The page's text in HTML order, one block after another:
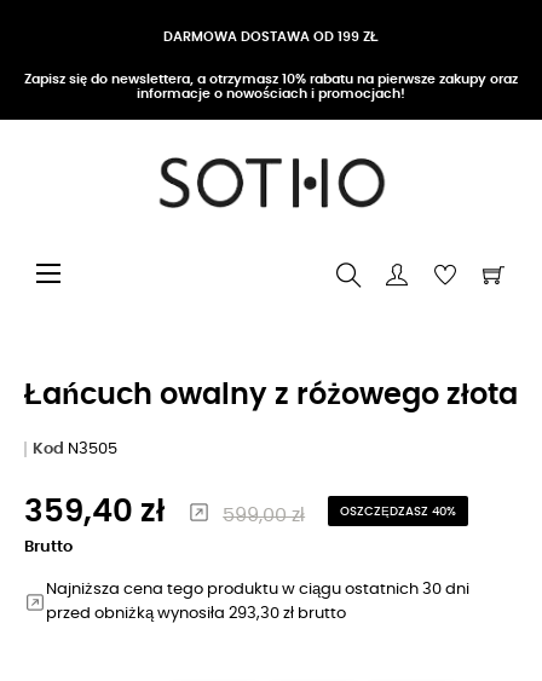
DARMOWA DOSTAWA OD 199 ZŁ
Zapisz się do newslettera, a otrzymasz 10% rabatu na pierwsze zakupy oraz
informacje o nowościach i promocjach!
Przełącz nawigację
☰
Łańcuch owalny z różowego złota
Kod N3505
359,40 zł 599,00 zł OSZCZĘDZASZ 40%
Brutto
Najniższa cena tego produktu w ciągu ostatnich 30 dni
przed obniżką wynosiła 293,30 zł brutto